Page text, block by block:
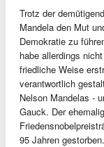
Trotz der
Mandela den Mut
Demokratie zu
habe allerdings
friedliche Weise
verantwortlich
Nelson Mandelas -
Gauck. Der
95 Jahren gestorben.